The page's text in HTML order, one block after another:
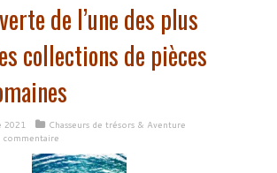
de l’une des plus
collections de pièces
2021
Chasseurs de trésors & Aventure
commentaire